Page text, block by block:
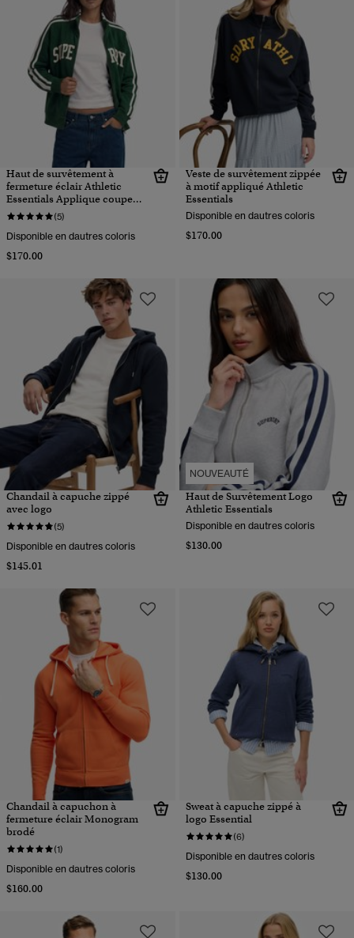
Haut de survêtement à
fermeture éclair Athletic
Essentials Applique coupe
ample
(5)
Disponible en dautres coloris
$170.00
Veste de survêtement zippée
à motif appliqué Athletic
Essentials
Disponible en dautres coloris
$170.00
Chandail à capuche zippé
avec logo
(5)
Disponible en dautres coloris
$145.01
NOUVEAUTÉ
Haut de Survêtement Logo
Athletic Essentials
Disponible en dautres coloris
$130.00
Chandail à capuchon à
fermeture éclair Monogram
brodé
(1)
Disponible en dautres coloris
$160.00
Sweat à capuche zippé à
logo Essential
(6)
Disponible en dautres coloris
$130.00